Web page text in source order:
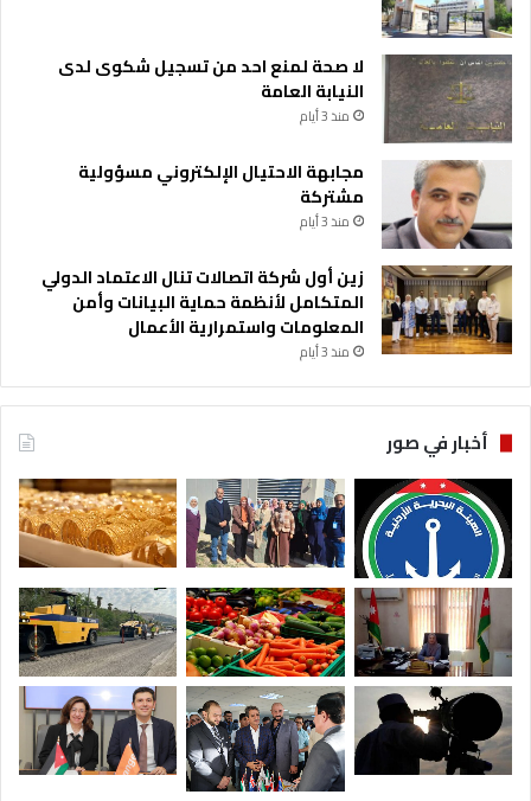
لا صحة لمنع احد من تسجيل شكوى لدى
النيابة العامة
منذ 3 أيام
مجابهة الاحتيال الإلكتروني مسؤولية
مشتركة
منذ 3 أيام
زين أول شركة اتصالات تنال الاعتماد الدولي
المتكامل لأنظمة حماية البيانات وأمن
المعلومات واستمرارية الأعمال
منذ 3 أيام
أخبار في صور